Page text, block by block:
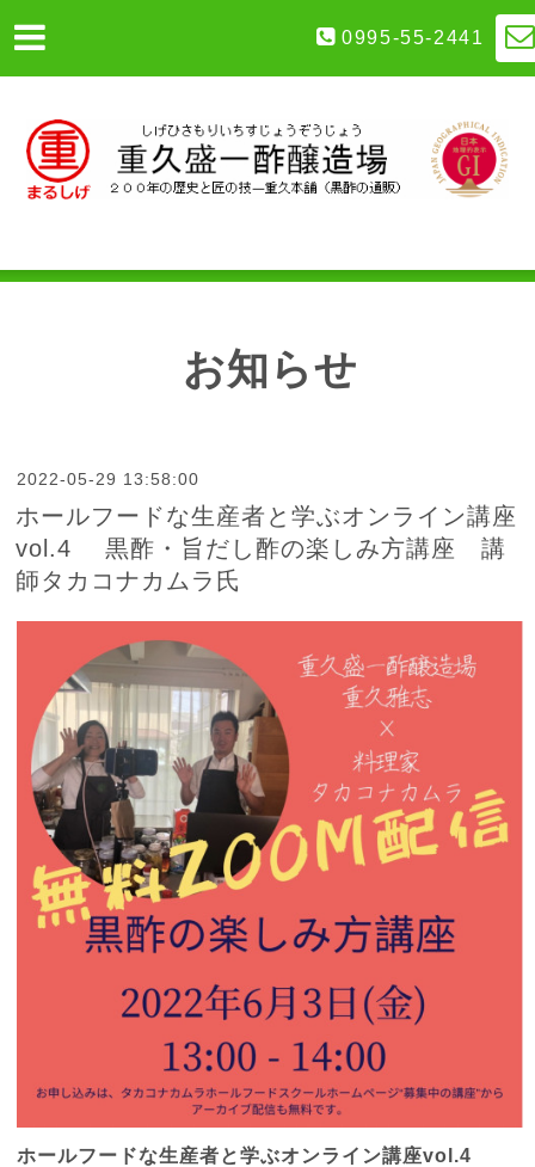
0995-55-2441
お知らせ
2022-05-29 13:58:00
ホールフードな生産者と学ぶオンライン講座
vol.4 黒酢・旨だし酢の楽しみ方講座 講
師タカコナカムラ氏
ホールフードな生産者と学ぶオンライン講座vol.4